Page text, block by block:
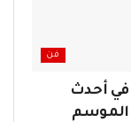
فن
أحدث
الموسم